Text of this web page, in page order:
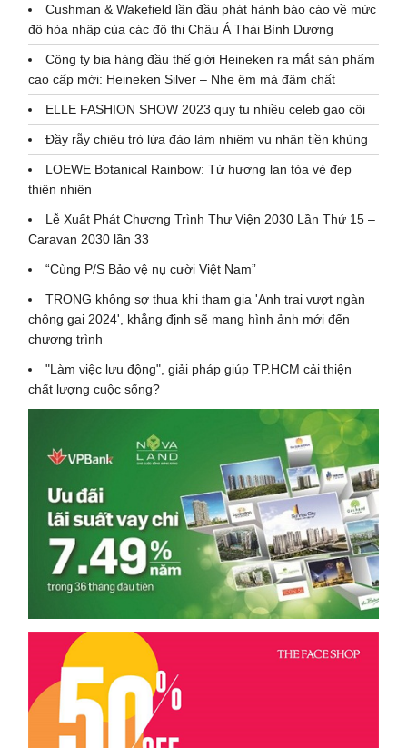
Cushman & Wakefield lần đầu phát hành báo cáo về mức
độ hòa nhập của các đô thị Châu Á Thái Bình Dương
Công ty bia hàng đầu thế giới Heineken ra mắt sản phẩm
cao cấp mới: Heineken Silver – Nhẹ êm mà đậm chất
ELLE FASHION SHOW 2023 quy tụ nhiều celeb gạo cội
Đầy rẫy chiêu trò lừa đảo làm nhiệm vụ nhận tiền khủng
LOEWE Botanical Rainbow: Tứ hương lan tỏa vẻ đẹp
thiên nhiên
Lễ Xuất Phát Chương Trình Thư Viện 2030 Lần Thứ 15 –
Caravan 2030 lần 33
“Cùng P/S Bảo vệ nụ cười Việt Nam”
TRONG không sợ thua khi tham gia 'Anh trai vượt ngàn
chông gai 2024', khẳng định sẽ mang hình ảnh mới đến
chương trình
"Làm việc lưu động", giải pháp giúp TP.HCM cải thiện
chất lượng cuộc sống?